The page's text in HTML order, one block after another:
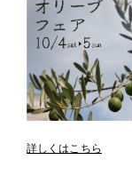
詳しくはこちら